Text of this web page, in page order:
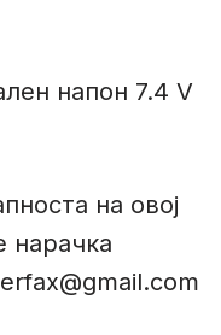
напон 7.4 V
на овој
нарачка